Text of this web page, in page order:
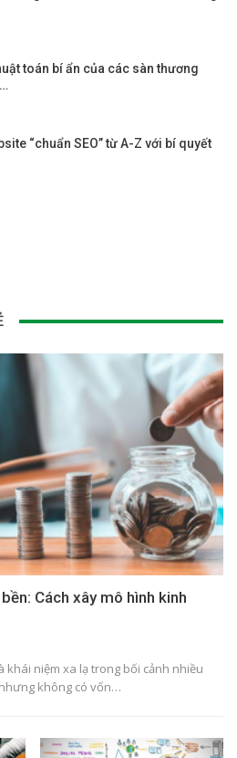
toán bí ẩn của các sàn thương
“chuẩn SEO” từ A-Z với bí quyết
Cách xây mô hình kinh
khái niệm xa lạ trong bối cảnh nhiều
không có vốn…